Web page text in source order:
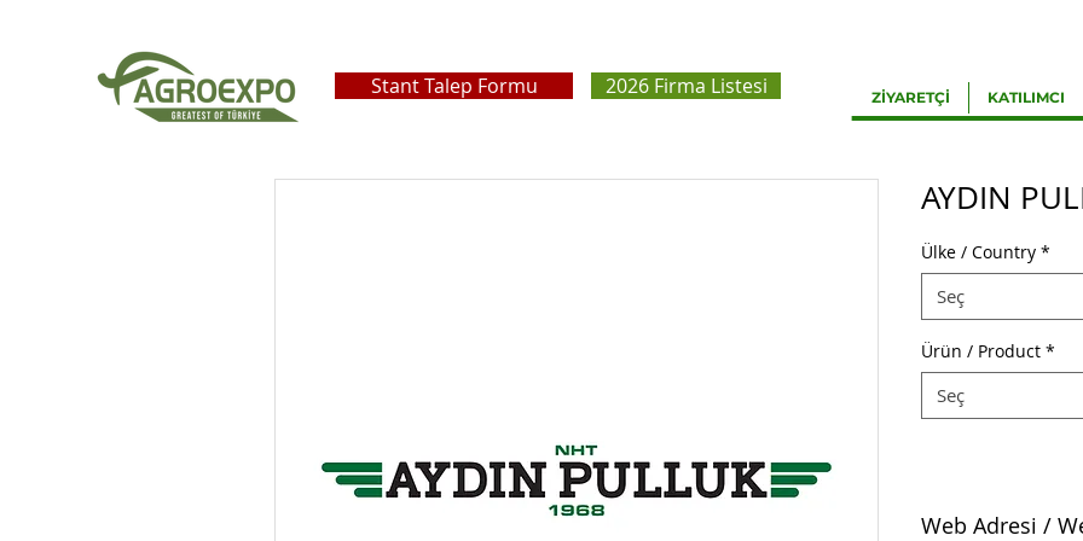
Stant Talep Formu 2026 Firma Listesi ZİYARETÇİ KATILIMCI
AYDIN
Ülke / Country *
Seç
Ürün / Product *
Seç
Web Adresi /